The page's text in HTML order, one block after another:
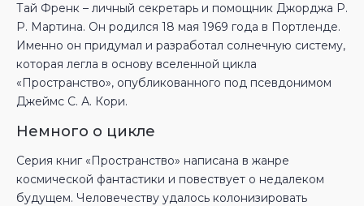
Тай Френк – личный секретарь и помощник Джорджа Р.
Р. Мартина. Он родился 18 мая 1969 года в Портленде.
Именно он придумал и разработал солнечную систему,
которая легла в основу вселенной цикла
«Пространство», опубликованного под псевдонимом
Джеймс С. А. Кори.
Немного о цикле
Серия книг «Пространство» написана в жанре
космической фантастики и повествует о недалеком
будущем. Человечеству удалось колонизировать